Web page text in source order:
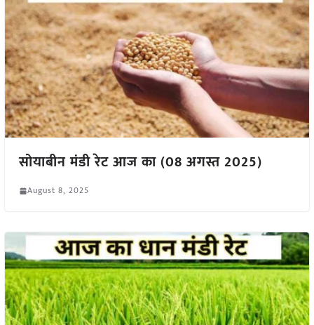
सोयाबीन मंडी रेट आज का (08 अगस्त 2025)
August 8, 2025